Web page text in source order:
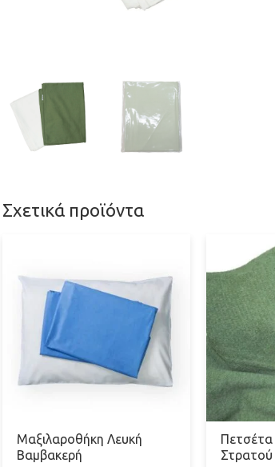
Σχετικά προϊόντα
Μαξιλαροθήκη Λευκή
Βαμβακερή
Πετσέτα
Στρατού